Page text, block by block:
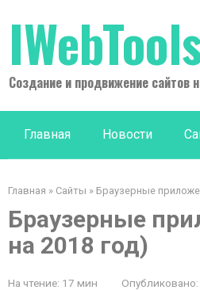
Создание и продвижение сайтов
Главная Новости
Главная » Сайты » Браузерные
Браузерные
на 2018 год)
На чтение: 17 мин Опубликовано: